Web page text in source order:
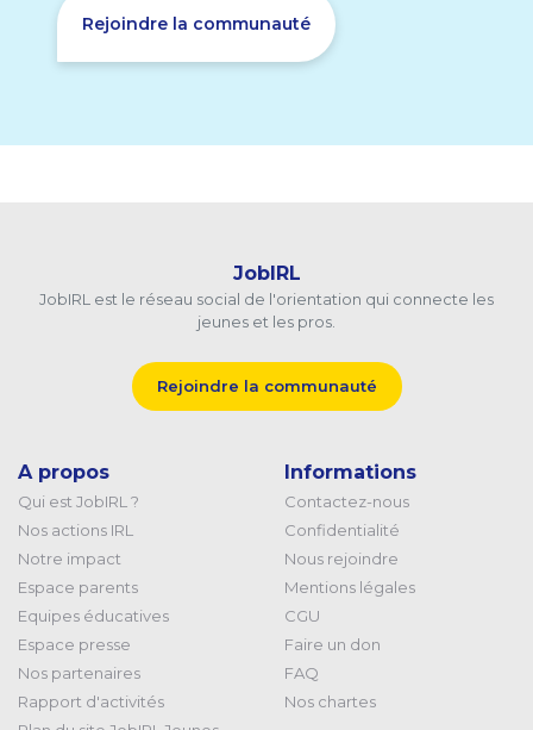
Rejoindre la communauté
JobIRL
JobIRL est le réseau social de l'orientation qui connecte les
jeunes et les pros.
Rejoindre la communauté
A propos
Qui est JobIRL ?
Nos actions IRL
Notre impact
Espace parents
Equipes éducatives
Espace presse
Nos partenaires
Rapport d'activités
Informations
Contactez-nous
Confidentialité
Nous rejoindre
Mentions légales
CGU
Faire un don
FAQ
Nos chartes